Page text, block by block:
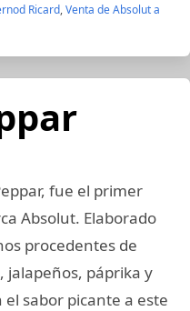
Ricard,Venta de Absolut a
fue el primer
Absolut. Elaborado
procedentes de
jalapeños, páprika y
sabor picante a este